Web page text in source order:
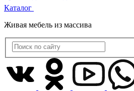
Каталог
Живая мебель из массива